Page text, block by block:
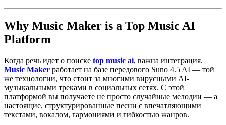
Why Music Maker is a Top Music AI
Platform
Когда речь идет о поиске top music ai, важна интеграция.
Music Maker работает на базе передового Suno 4.5 AI — той
же технологии, что стоит за многими вирусными AI-
музыкальными треками в социальных сетях. С этой
платформой вы получаете не просто случайные мелодии — а
настоящие, структурированные песни с впечатляющими
текстами, вокалом, гармониями и гибкостью жанров.